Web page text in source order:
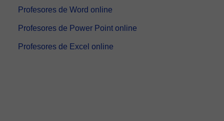
Profesores de Word online
Profesores de Power Point online
Profesores de Excel online